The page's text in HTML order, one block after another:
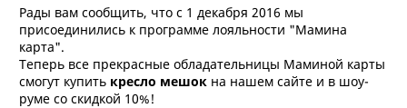
Рады вам сообщить, что с 1 декабря 2016 мы
присоединились к программе лояльности "Мамина
карта".
Теперь все прекрасные обладательницы Маминой карты
смогут купить кресло мешок на нашем сайте и в шоу-
руме со скидкой 10%!